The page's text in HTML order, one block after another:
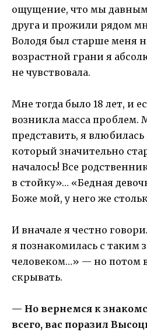
ощущение, что мы
друга и прожили рядом
Володя был старше меня
возрастной грани я
не чувствовала.
Мне тогда было 18 лет, и
возникла масса проблем.
представить, я влюбилась
который значительно
началось! Все
в стойку»… «Бедная
Боже мой, у него же
И вначале я честно
я познакомилась с таким
человеком…» — но потом
скрывать.
— Но вернемся к
всего, вас поразил